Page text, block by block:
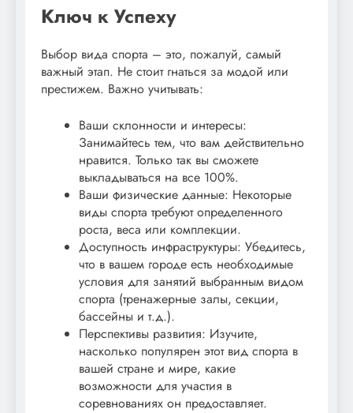
Ключ к Успеху
Выбор вида спорта – это, пожалуй, самый
важный этап. Не стоит гнаться за модой или
престижем. Важно учитывать:
Ваши склонности и интересы:
Занимайтесь тем, что вам действительно
нравится. Только так вы сможете
выкладываться на все 100%.
Ваши физические данные: Некоторые
виды спорта требуют определенного
роста, веса или комплекции.
Доступность инфраструктуры: Убедитесь,
что в вашем городе есть необходимые
условия для занятий выбранным видом
спорта (тренажерные залы, секции,
бассейны и т.д.).
Перспективы развития: Изучите,
насколько популярен этот вид спорта в
вашей стране и мире, какие
возможности для участия в
соревнованиях он предоставляет.